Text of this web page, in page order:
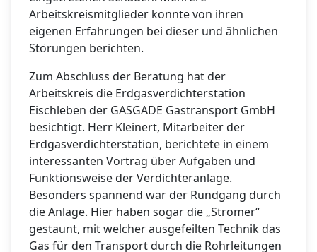
Arbeitskreismitglieder konnte von ihren
eigenen Erfahrungen bei dieser und ähnlichen
Störungen berichten.
Zum Abschluss der Beratung hat der
Arbeitskreis die Erdgasverdichterstation
Eischleben der GASGADE Gastransport GmbH
besichtigt. Herr Kleinert, Mitarbeiter der
Erdgasverdichterstation, berichtete in einem
interessanten Vortrag über Aufgaben und
Funktionsweise der Verdichteranlage.
Besonders spannend war der Rundgang durch
die Anlage. Hier haben sogar die „Stromer“
gestaunt, mit welcher ausgefeilten Technik das
Gas für den Transport durch die Rohrleitungen